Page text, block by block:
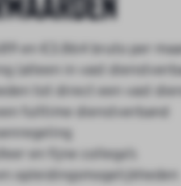
en €3.864 bruto per
(alleen in vast
tot direct een vast
fulltime dienstverband
en fijne collega’s
opleidingsmogelijkheden